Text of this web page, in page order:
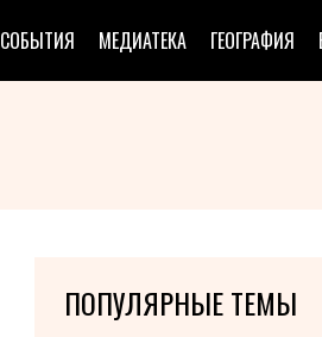
СОБЫТИЯ МЕДИАТЕКА ГЕОГРАФИЯ
ПОПУЛЯРНЫЕ ТЕМЫ